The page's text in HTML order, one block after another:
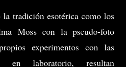
la tradición esotérica como los
Moss con la pseudo-foto
experimentos con las
en laboratorio, resultan